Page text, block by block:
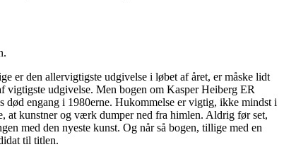
er den allervigtigste udgivelse i løbet af året, er måske lidt
udgivelse. Men bogen om Kasper Heiberg ER
død engang i 1980erne. Hukommelse er vigtig, ikke mindst i
at kunstner og værk dumper ned fra himlen. Aldrig før set,
med den nyeste kunst. Og når så bogen, tillige med en
til titlen.